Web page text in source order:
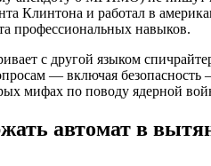
Клинтона и работал в
профессиональных навыков.
с другой языком
— включая
мифах по поводу ядерной
автомат в